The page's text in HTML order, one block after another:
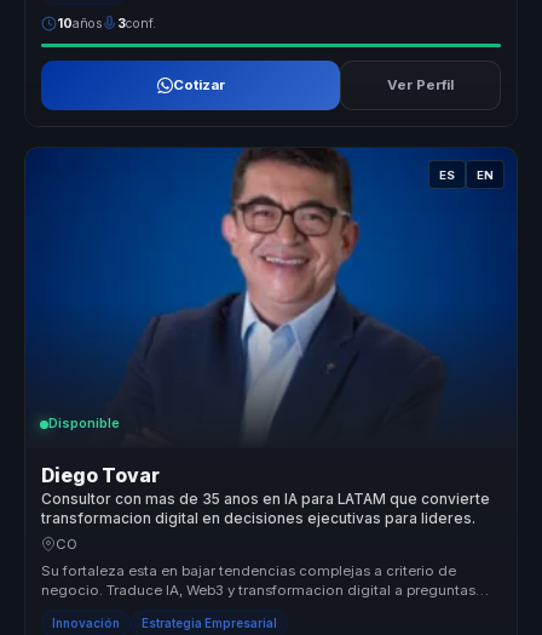
10años 3conf.
Cotizar Ver Perfil
ES EN
Disponible
Diego Tovar
Consultor con mas de 35 anos en IA para LATAM que convierte
transformacion digital en decisiones ejecutivas para lideres.
CO
Su fortaleza esta en bajar tendencias complejas a criterio de
negocio. Traduce IA, Web3 y transformacion digital a preguntas
concretas so...
Innovación Estrategia Empresarial